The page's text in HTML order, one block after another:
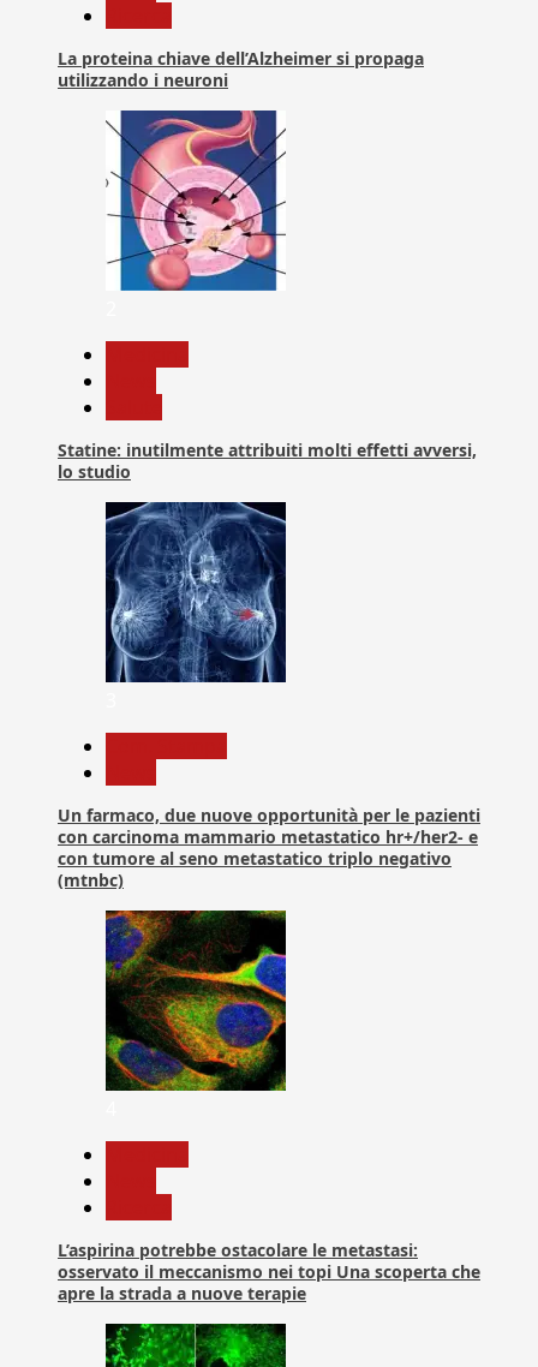
La proteina chiave dell’Alzheimer si propaga
utilizzando i neuroni
Statine: inutilmente attribuiti molti effetti avversi,
lo studio
Un farmaco, due nuove opportunità per le pazienti
con carcinoma mammario metastatico hr+/her2- e
con tumore al seno metastatico triplo negativo
(mtnbc)
L’aspirina potrebbe ostacolare le metastasi:
osservato il meccanismo nei topi Una scoperta che
apre la strada a nuove terapie